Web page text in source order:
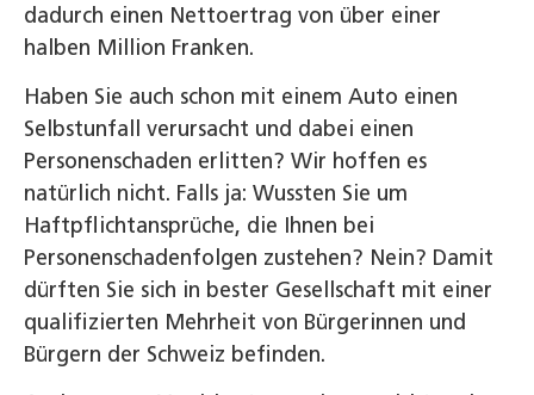
dadurch einen Nettoertrag von über einer
halben Million Franken.
Haben Sie auch schon mit einem Auto einen
Selbstunfall verursacht und dabei einen
Personenschaden erlitten? Wir hoffen es
natürlich nicht. Falls ja: Wussten Sie um
Haftpflichtansprüche, die Ihnen bei
Personenschadenfolgen zustehen? Nein? Damit
dürften Sie sich in bester Gesellschaft mit einer
qualifizierten Mehrheit von Bürgerinnen und
Bürgern der Schweiz befinden.